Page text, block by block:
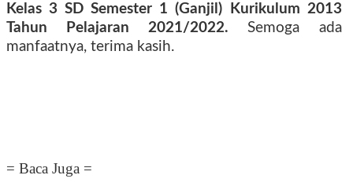
Kelas 3 SDSemester 1 (Ganjil)
Kurikulum 2013
Tahun Pelajaran 2021/2022.Semoga ada
manfaatnya, terima kasih.
= Baca Juga =